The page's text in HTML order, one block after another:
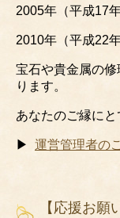
2005年（平成17
2010年（平成22
宝石や貴金属の
ります。
あなたのご縁にと
▶ 運営管理者の
【応援お